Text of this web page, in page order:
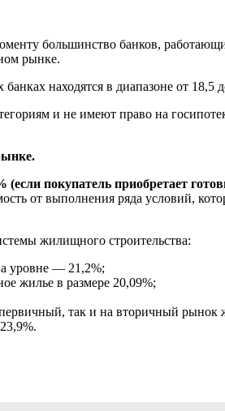
большинство банков,
рынке.
находятся в диапазоне от 18,5
и не имеют право на
(если покупатель приобретает
от выполнения ряда условий,
жилищного строительства:
уровне — 21,2%;
жилье в размере 20,09%;
так и на вторичный рынок